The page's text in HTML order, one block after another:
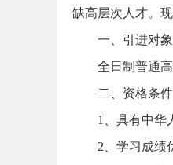
缺高层次人才。
一、引进对象
全日制普通
二、资格条件
1、具有中华
2、学习成绩